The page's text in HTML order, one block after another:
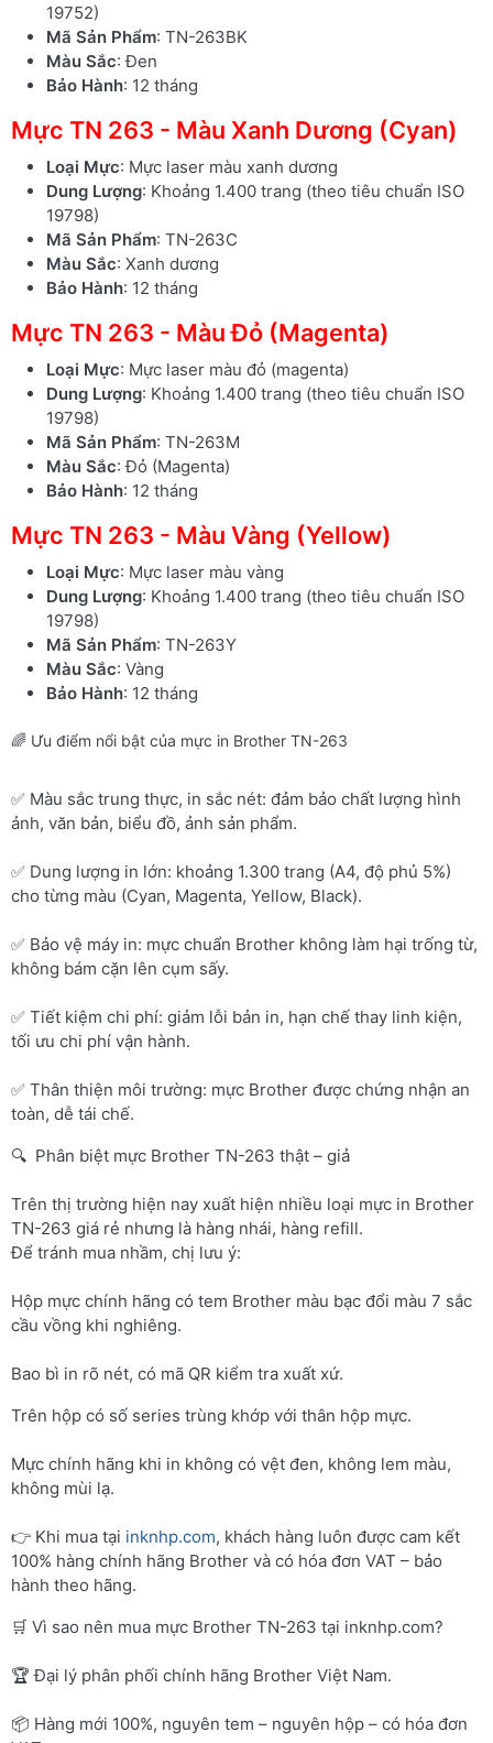
19752)
Mã Sản Phẩm: TN-263BK
Màu Sắc: Đen
Bảo Hành: 12 tháng
Mực TN 263 - Màu Xanh Dương (Cyan)
Loại Mực: Mực laser màu xanh dương
Dung Lượng: Khoảng 1.400 trang (theo tiêu chuẩn ISO
19798)
Mã Sản Phẩm: TN-263C
Màu Sắc: Xanh dương
Bảo Hành: 12 tháng
Mực TN 263 - Màu Đỏ (Magenta)
Loại Mực: Mực laser màu đỏ (magenta)
Dung Lượng: Khoảng 1.400 trang (theo tiêu chuẩn ISO
19798)
Mã Sản Phẩm: TN-263M
Màu Sắc: Đỏ (Magenta)
Bảo Hành: 12 tháng
Mực TN 263 - Màu Vàng (Yellow)
Loại Mực: Mực laser màu vàng
Dung Lượng: Khoảng 1.400 trang (theo tiêu chuẩn ISO
19798)
Mã Sản Phẩm: TN-263Y
Màu Sắc: Vàng
Bảo Hành: 12 tháng
🌈 Ưu điểm nổi bật của mực in Brother TN-263
✅ Màu sắc trung thực, in sắc nét: đảm bảo chất lượng hình
ảnh, văn bản, biểu đồ, ảnh sản phẩm.
✅ Dung lượng in lớn: khoảng 1.300 trang (A4, độ phủ 5%)
cho từng màu (Cyan, Magenta, Yellow, Black).
✅ Bảo vệ máy in: mực chuẩn Brother không làm hại trống từ,
không bám cặn lên cụm sấy.
✅ Tiết kiệm chi phí: giảm lỗi bản in, hạn chế thay linh kiện,
tối ưu chi phí vận hành.
✅ Thân thiện môi trường: mực Brother được chứng nhận an
toàn, dễ tái chế.
🔍 Phân biệt mực Brother TN-263 thật – giả
Trên thị trường hiện nay xuất hiện nhiều loại mực in Brother
TN-263 giá rẻ nhưng là hàng nhái, hàng refill.
Để tránh mua nhầm, chị lưu ý:
Hộp mực chính hãng có tem Brother màu bạc đổi màu 7 sắc
cầu vồng khi nghiêng.
Bao bì in rõ nét, có mã QR kiểm tra xuất xứ.
Trên hộp có số series trùng khớp với thân hộp mực.
Mực chính hãng khi in không có vệt đen, không lem màu,
không mùi lạ.
👉 Khi mua tại inknhp.com, khách hàng luôn được cam kết
100% hàng chính hãng Brother và có hóa đơn VAT – bảo
hành theo hãng.
🛒 Vì sao nên mua mực Brother TN-263 tại inknhp.com?
🏆 Đại lý phân phối chính hãng Brother Việt Nam.
📦 Hàng mới 100%, nguyên tem – nguyên hộp – có hóa đơn